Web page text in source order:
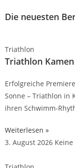
Die neuesten
Triathlon
Triathlon Kamen
Erfolgreiche
Sonne – Triathlon in
ihren Schwimm-
Weiterlesen »
3. August 2026